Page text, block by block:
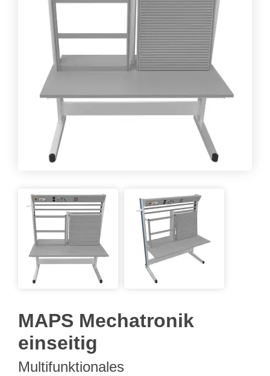
MAPS Mechatronik
einseitig
Multifunktionales